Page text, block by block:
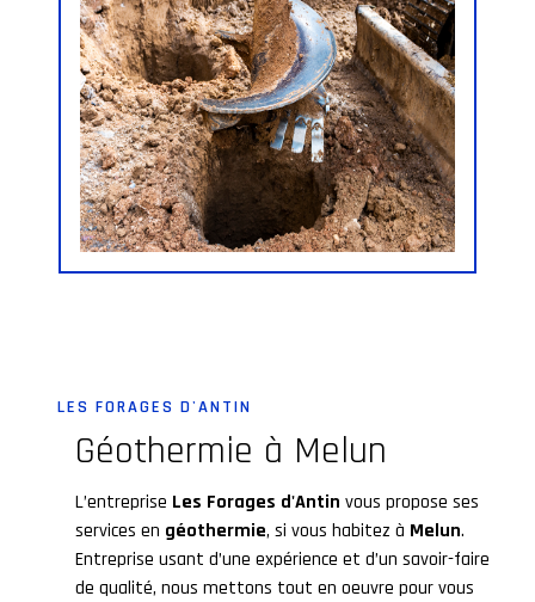
LES FORAGES D'ANTIN
géothermie à Melun
L’entreprise Les Forages d'Antin vous propose ses
services en géothermie, si vous habitez à Melun.
Entreprise usant d’une expérience et d’un savoir-faire
de qualité, nous mettons tout en oeuvre pour vous